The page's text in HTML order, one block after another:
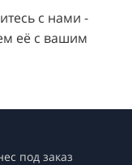
с нами -
её с вашим
под заказ